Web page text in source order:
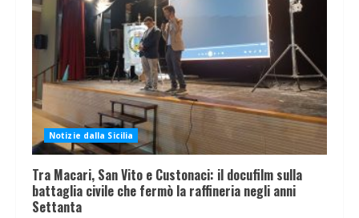
Notizie dalla Sicilia
Tra Macari, San Vito e Custonaci: il docufilm sulla
battaglia civile che fermò la raffineria negli anni
Settanta